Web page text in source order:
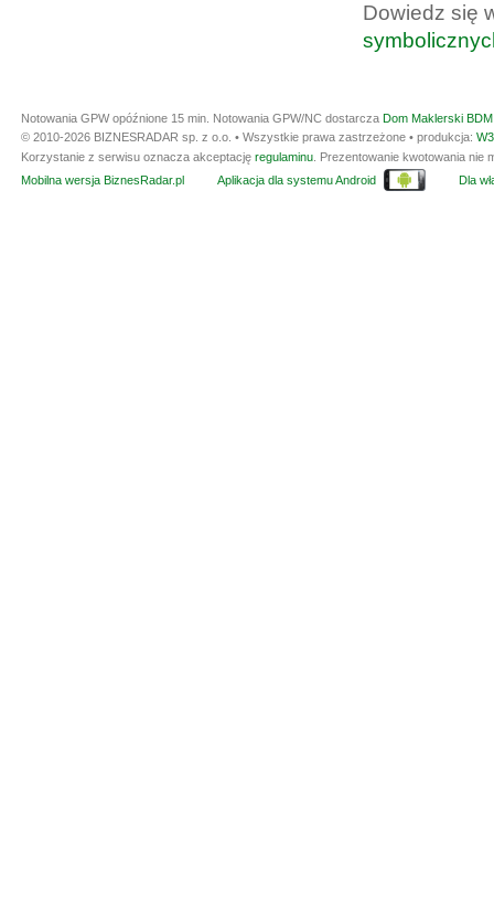
Dowiedz się
Notowania GPW opóźnione 15 min. Notowania GPW/NC dostarcza Dom Maklerski
© 2010-2026 BIZNESRADAR sp. z o.o. • Wszystkie prawa zastrzeżone • produkcja:
Korzystanie z serwisu oznacza akceptację regulaminu. Prezentowanie kwotowania nie
Mobilna wersja BiznesRadar.pl
Aplikacja dla systemu Android Dla